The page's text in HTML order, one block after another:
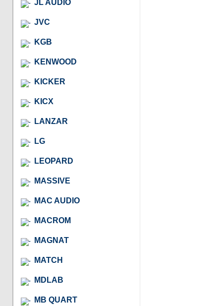
JL AUDIO
JVC
KGB
KENWOOD
KICKER
KICX
LANZAR
LG
LEOPARD
MASSIVE
MAC AUDIO
MACROM
MAGNAT
MATCH
MDLAB
MB QUART